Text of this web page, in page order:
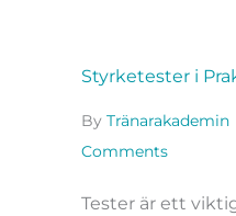
Styrketester i
By Tränarakademin
Comments
Tester är ett